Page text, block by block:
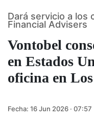
Vontobel
en Estados
oficina en
Dará servicio a los
Financial Advisers
Fecha: 16 Jun 2026 · 07:57